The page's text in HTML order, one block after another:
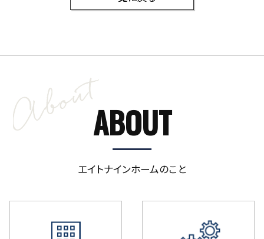
ABOUT
エイトナインホームのこと